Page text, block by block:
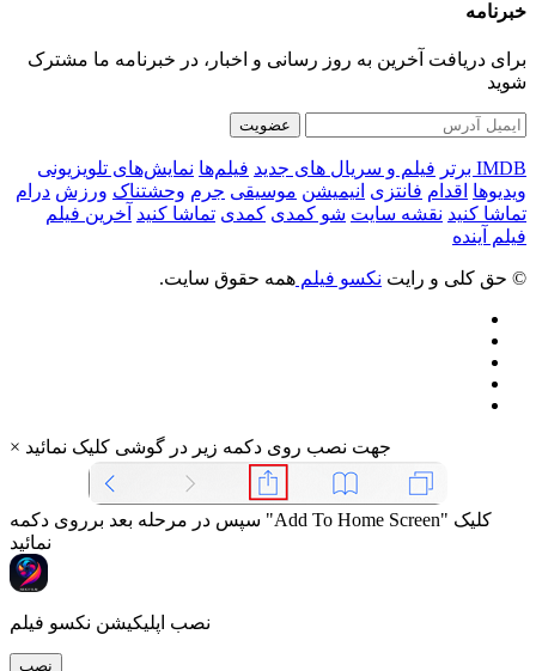
خبرنامه
برای دریافت آخرین به روز رسانی و اخبار، در خبرنامه ما مشترک
شوید
عضویت
IMDB برتر فیلم و سریال های جدید فیلم‌ها نمایش‌های تلویزیونی
ویدیوها اقدام فانتزی انیمیشن موسیقی جرم وحشتناک ورزش درام
تماشا کنید نقشه سایت شو کمدی کمدی تماشا کنید آخرین فیلم
فیلم آینده
© حق کلی و رایت نکسو فیلم همه حقوق سایت.
× جهت نصب روی دکمه زیر در گوشی کلیک نمائید
سپس در مرحله بعد برروی دکمه "Add To Home Screen" کلیک
نمائید
نصب اپلیکیشن نکسو فیلم
نصب